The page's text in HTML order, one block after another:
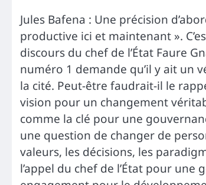
Jules Bafena : Une précision
productive ici et maintenant ».
discours du chef de l’État Faure
numéro 1 demande qu’il y ait un
la cité. Peut-être faudrait-il le
vision pour un changement
comme la clé pour une
une question de changer de
valeurs, les décisions, les
l’appel du chef de l’État pour